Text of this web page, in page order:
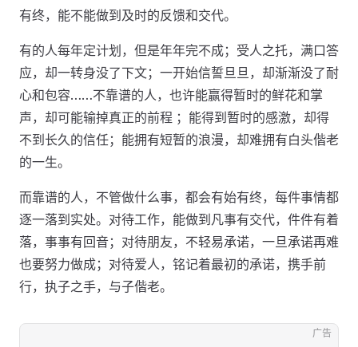
有终，能不能做到及时的反馈和交代。
有的人每年定计划，但是年年完不成；受人之托，满口答
应，却一转身没了下文；一开始信誓旦旦，却渐渐没了耐
心和包容……不靠谱的人，也许能赢得暂时的鲜花和掌
声，却可能输掉真正的前程 ；能得到暂时的感激，却得
不到长久的信任；能拥有短暂的浪漫，却难拥有白头偕老
的一生。
而靠谱的人，不管做什么事，都会有始有终，每件事情都
逐一落到实处。对待工作，能做到凡事有交代，件件有着
落，事事有回音；对待朋友，不轻易承诺，一旦承诺再难
也要努力做成；对待爱人，铭记着最初的承诺，携手前
行，执子之手，与子偕老。
广告